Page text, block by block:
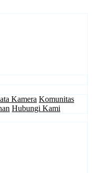
Kamera Komunitas
Hubungi Kami